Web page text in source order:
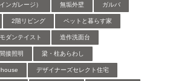
ンガレージ） 無垢外壁 ガルバ
2階リビング ペットと暮らす家
モダンテイスト 造作洗面台
間接照明 梁・柱あらわし
デザイナーズセレクト住宅